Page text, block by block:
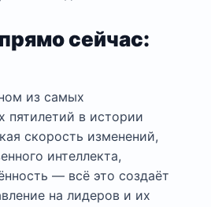
сейчас:
из самых
пятилетий в истории
скорость изменений,
интеллекта,
— всё это создаёт
на лидеров и их